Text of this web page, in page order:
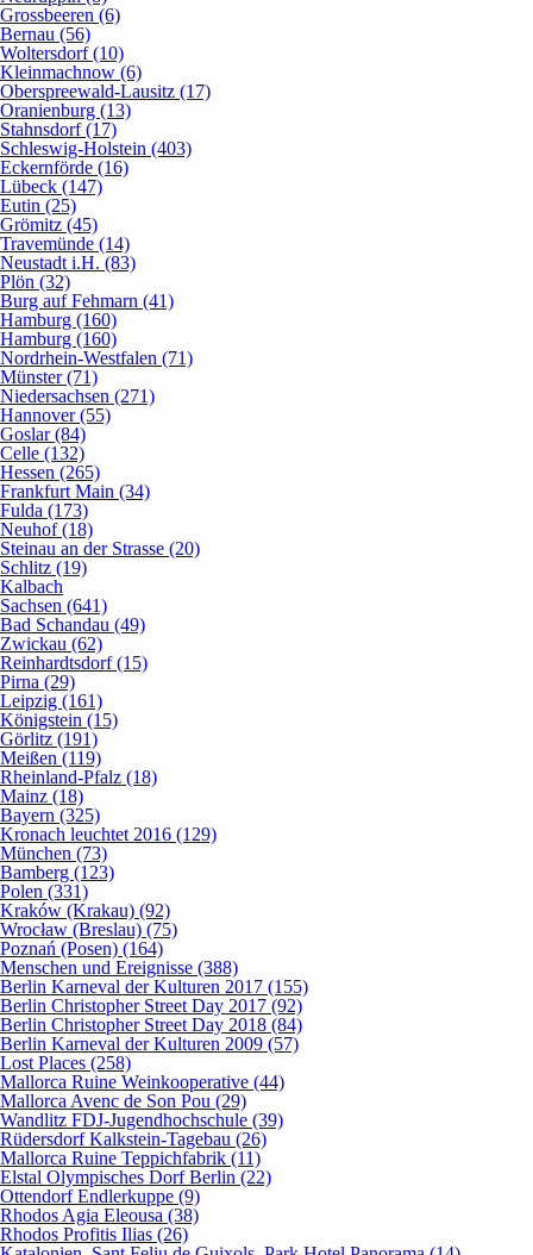
Grossbeeren (6)
Bernau (56)
Woltersdorf (10)
Kleinmachnow (6)
Oberspreewald-Lausitz (17)
Oranienburg (13)
Stahnsdorf (17)
Schleswig-Holstein (403)
Eckernförde (16)
Lübeck (147)
Eutin (25)
Grömitz (45)
Travemünde (14)
Neustadt i.H. (83)
Plön (32)
Burg auf Fehmarn (41)
Hamburg (160)
Hamburg (160)
Nordrhein-Westfalen (71)
Münster (71)
Niedersachsen (271)
Hannover (55)
Goslar (84)
Celle (132)
Hessen (265)
Frankfurt Main (34)
Fulda (173)
Neuhof (18)
Steinau an der Strasse (20)
Schlitz (19)
Kalbach
Sachsen (641)
Bad Schandau (49)
Zwickau (62)
Reinhardtsdorf (15)
Pirna (29)
Leipzig (161)
Königstein (15)
Görlitz (191)
Meißen (119)
Rheinland-Pfalz (18)
Mainz (18)
Bayern (325)
Kronach leuchtet 2016 (129)
München (73)
Bamberg (123)
Polen (331)
Kraków (Krakau) (92)
Wrocław (Breslau) (75)
Poznań (Posen) (164)
Menschen und Ereignisse (388)
Berlin Karneval der Kulturen 2017 (155)
Berlin Christopher Street Day 2017 (92)
Berlin Christopher Street Day 2018 (84)
Berlin Karneval der Kulturen 2009 (57)
Lost Places (258)
Mallorca Ruine Weinkooperative (44)
Mallorca Avenc de Son Pou (29)
Wandlitz FDJ-Jugendhochschule (39)
Rüdersdorf Kalkstein-Tagebau (26)
Mallorca Ruine Teppichfabrik (11)
Elstal Olympisches Dorf Berlin (22)
Ottendorf Endlerkuppe (9)
Rhodos Agia Eleousa (38)
Rhodos Profitis Ilias (26)